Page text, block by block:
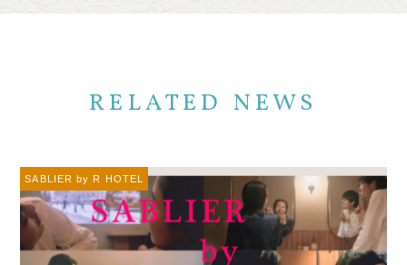
RELATED NEWS
SABLIER by R HOTEL